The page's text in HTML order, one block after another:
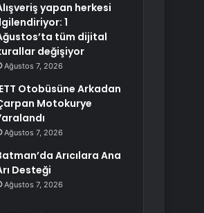
yapan herkesi
1
tüm dijital
değişiyor
Ağustos 7, 2026
Otobüsüne Arkadan
Motokurye
Ağustos 7, 2026
Arıcılara Ana
Desteği
Ağustos 7, 2026